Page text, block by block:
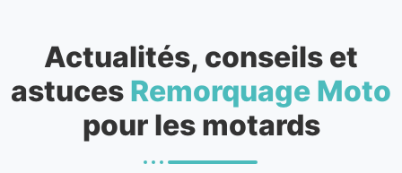
Actualités, conseils et
astuces Remorquage Moto
pour les motards